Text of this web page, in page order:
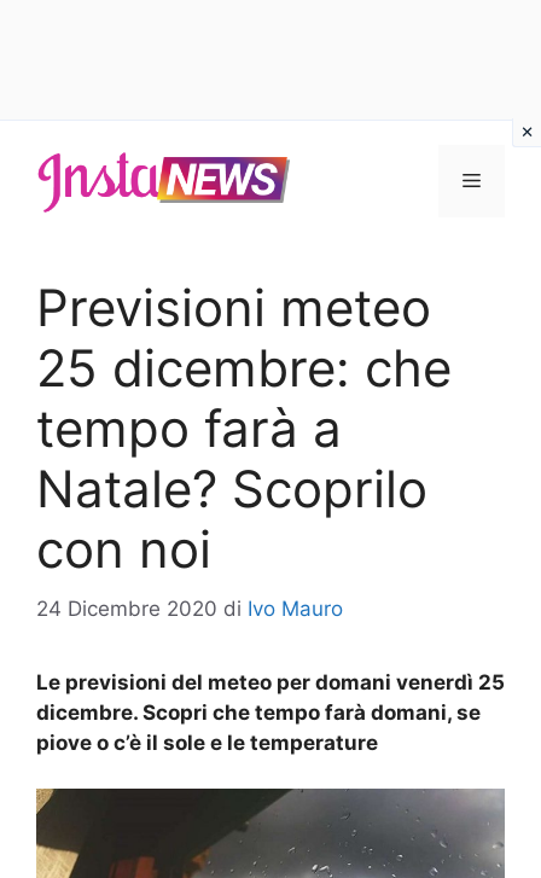
contenuto
Menu
Previsioni meteo
25 dicembre: che
tempo farà a
Natale? Scoprilo
con noi
24 Dicembre 2020 di Ivo Mauro
Le previsioni del meteo per domani venerdì 25
dicembre. Scopri che tempo farà domani, se
piove o c’è il sole e le temperature